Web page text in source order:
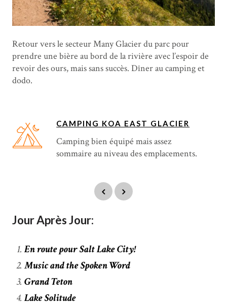
Retour vers le secteur Many Glacier du parc pour
prendre une bière au bord de la rivière avec l’espoir de
revoir des ours, mais sans succès. Dîner au camping et
dodo.
CAMPING KOA EAST GLACIER
Camping bien équipé mais assez
sommaire au niveau des emplacements.
Jour Après Jour:
En route pour Salt Lake City!
Music and the Spoken Word
Grand Teton
Lake Solitude